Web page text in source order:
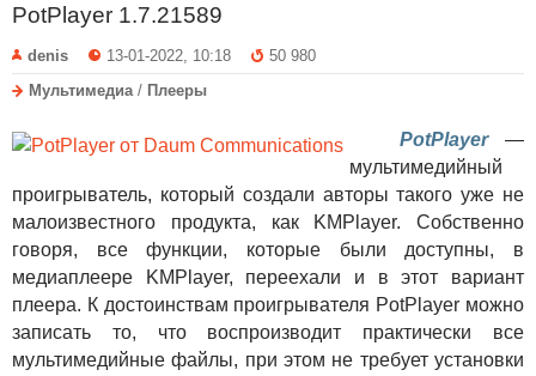
PotPlayer 1.7.21589
denis 13-01-2022, 10:18
50 980
Мультимедиа/ Плееры
PotPlayer —
мультимедийный
проигрыватель, который создали авторы такого уже не
малоизвестного продукта, как KMPlayer. Собственно
говоря, все функции, которые были доступны, в
медиаплеере KMPlayer, переехали и в этот вариант
плеера. К достоинствам проигрывателя PotPlayer можно
записать то, что воспроизводит практически все
мультимедийные файлы, при этом не требует установки